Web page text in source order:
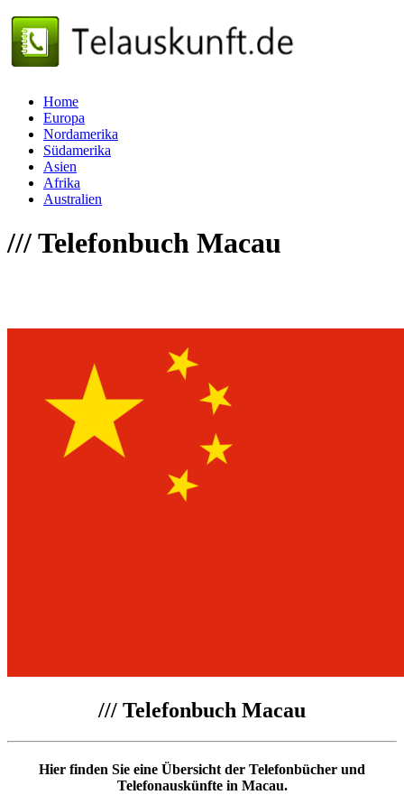
Home
Europa
Nordamerika
Südamerika
Asien
Afrika
Australien
///Telefonbuch Macau
/// Telefonbuch Macau
Hier finden Sie eine Übersicht der Telefonbücher und
Telefonauskünfte in Macau.